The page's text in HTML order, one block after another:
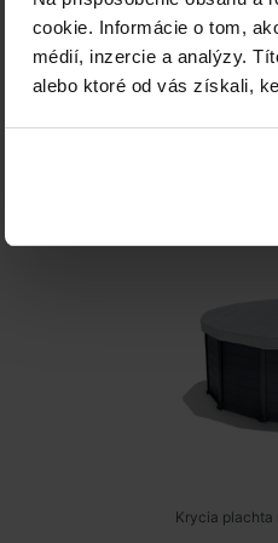
cookie. Informácie o tom,
médií, inzercie a analýzy.
alebo ktoré od vás získali,
Krycia plachta